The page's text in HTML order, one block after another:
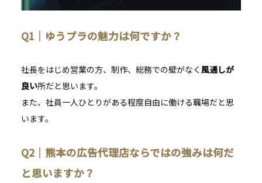
Q1 ｜ ゆうプラの魅力は何ですか？
社長をはじめ営業の方、制作、総務での壁がなく 風通しが
良い所だと思います。
また、社員一人ひとりがある程度自由に働ける職場だと思
います。
Q2｜ 熊本の広告代理店ならではの強みは何だ
と思いますか？